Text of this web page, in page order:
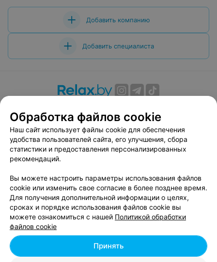
Добавить компанию
Добавить специалиста
Вакансии
Публичный договор
Способы оплаты
Публичный договор по использованию сервиса
«Афиша»
Пользовательское соглашение
Связаться по вопросам сотрудничества
Написать руководителю relax.by
Персональные настройки cookie
Обработка персональных данных
Обработка файлов cookie
Наш сайт использует файлы cookie для обеспечения
удобства пользователей сайта, его улучшения, сбора
статистики и предоставления персонализированных
рекомендаций.
Вы можете настроить параметры использования файлов
cookie или изменить свое согласие в более позднее время.
Для получения дополнительной информации о целях,
сроках и порядке использования файлов cookie вы
можете ознакомиться с нашей Политикой обработки
файлов cookie
Принять